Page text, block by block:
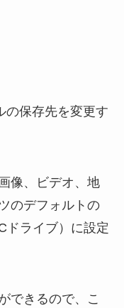
の保存先を変更す
像、ビデオ、地
のデフォルトの
ドライブ）に設定
できるので、こ